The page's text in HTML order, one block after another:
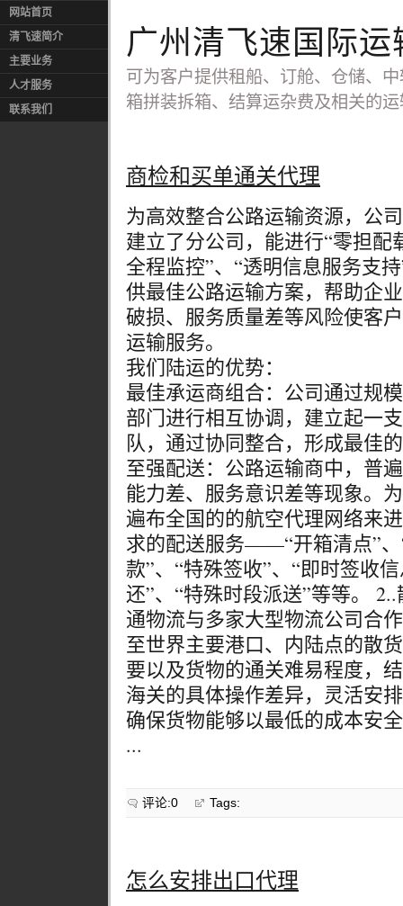
网站首页
清飞速简介
主要业务
人才服务
联系我们
广州清飞速国际运
可为客户提供租船、订舱、仓储、
箱拼装拆箱、结算运杂费及相关的
商检和买单通关代理
为高效整合公路运输资源，公
建立了分公司，能进行“零担配
全程监控”、“透明信息服务支
供最佳公路运输方案，帮助企
破损、服务质量差等风险使客
运输服务。
我们陆运的优势：
最佳承运商组合：公司通过规
部门进行相互协调，建立起一
队，通过协同整合，形成最佳
至强配送：公路运输商中，普
能力差、服务意识差等现象。
遍布全国的的航空代理网络来
求的配送服务——“开箱清点”、
款”、“特殊签收”、“即时签收
还”、“特殊时段派送”等等。
通物流与多家大型物流公司合
至世界主要港口、内陆点的散
要以及货物的通关难易程度，
海关的具体操作差异，灵活安
确保货物能够以最低的成本安
...
评论:0 Tags:
怎么安排出口代理